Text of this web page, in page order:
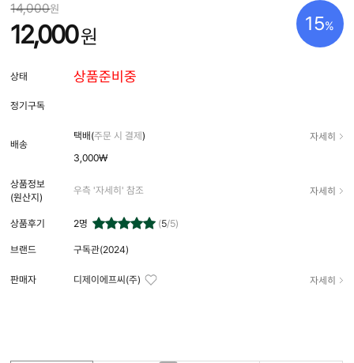
15%
14,000원
12,000원
상태 상품준비중
정기구독
배송
택배(주문 시 결제) 자세히
3,000₩
상품정보
(원산지)
우측 '자세히' 참조 자세히
상품후기 2명 (5/5)
브랜드 구독관(2024)
판매자 디제이에프씨(주) 자세히